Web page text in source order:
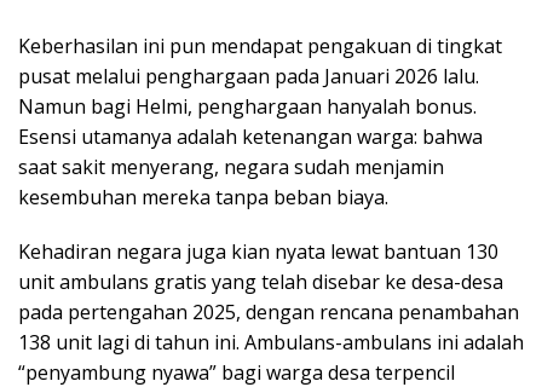
​Keberhasilan ini pun mendapat pengakuan di tingkat
pusat melalui penghargaan pada Januari 2026 lalu.
Namun bagi Helmi, penghargaan hanyalah bonus.
Esensi utamanya adalah ketenangan warga: bahwa
saat sakit menyerang, negara sudah menjamin
kesembuhan mereka tanpa beban biaya.
​Kehadiran negara juga kian nyata lewat bantuan 130
unit ambulans gratis yang telah disebar ke desa-desa
pada pertengahan 2025, dengan rencana penambahan
138 unit lagi di tahun ini. Ambulans-ambulans ini adalah
“penyambung nyawa” bagi warga desa terpencil